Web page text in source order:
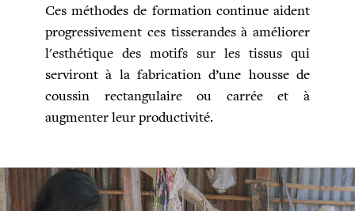
Ces méthodes de formation continue aident
progressivement ces tisserandes à améliorer
l'esthétique des motifs sur les tissus qui
serviront à la fabrication d’une housse de
coussin rectangulaire ou carrée et à
augmenter leur productivité.